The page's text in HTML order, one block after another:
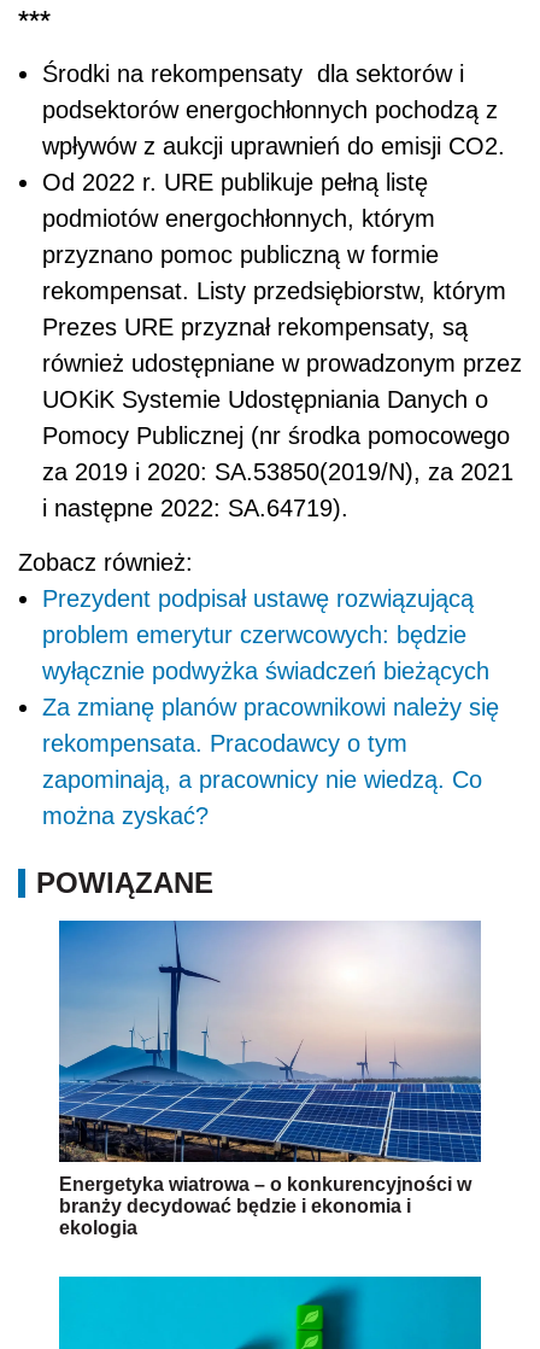
***
Środki na rekompensaty dla sektorów i
podsektorów energochłonnych pochodzą z
wpływów z aukcji uprawnień do emisji CO2.
Od 2022 r. URE publikuje pełną listę
podmiotów energochłonnych, którym
przyznano pomoc publiczną w formie
rekompensat. Listy przedsiębiorstw, którym
Prezes URE przyznał rekompensaty, są
również udostępniane w prowadzonym przez
UOKiK Systemie Udostępniania Danych o
Pomocy Publicznej (nr środka pomocowego
za 2019 i 2020: SA.53850(2019/N), za 2021
i następne 2022: SA.64719).
Zobacz również:
Prezydent podpisał ustawę rozwiązującą
problem emerytur czerwcowych: będzie
wyłącznie podwyżka świadczeń bieżących
Za zmianę planów pracownikowi należy się
rekompensata. Pracodawcy o tym
zapominają, a pracownicy nie wiedzą. Co
można zyskać?
POWIĄZANE
Energetyka wiatrowa – o konkurencyjności w
branży decydować będzie i ekonomia i
ekologia